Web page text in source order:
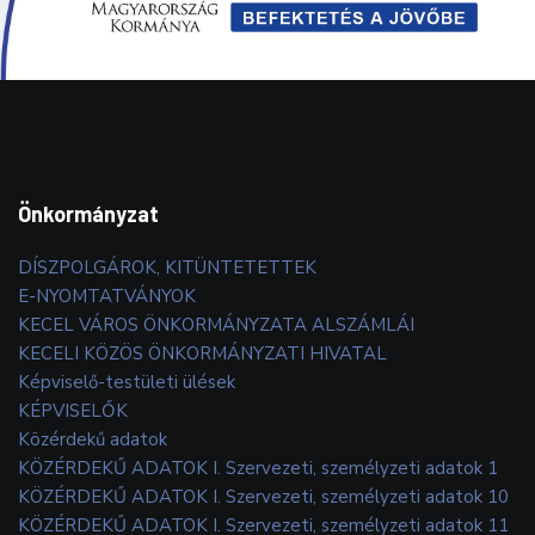
Önkormányzat
DÍSZPOLGÁROK, KITÜNTETETTEK
E-NYOMTATVÁNYOK
KECEL VÁROS ÖNKORMÁNYZATA ALSZÁMLÁI
KECELI KÖZÖS ÖNKORMÁNYZATI HIVATAL
Képviselő-testületi ülések
KÉPVISELŐK
Közérdekű adatok
KÖZÉRDEKŰ ADATOK I. Szervezeti, személyzeti adatok 1
KÖZÉRDEKŰ ADATOK I. Szervezeti, személyzeti adatok 10
KÖZÉRDEKŰ ADATOK I. Szervezeti, személyzeti adatok 11